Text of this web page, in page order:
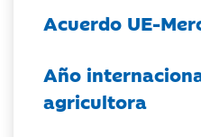
Acuerdo UE-
Año
agricultora